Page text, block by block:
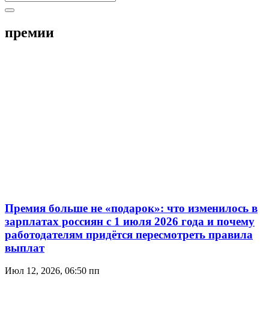
премии
Премия больше не «подарок»: что изменилось в
зарплатах россиян с 1 июля 2026 года и почему
работодателям придётся пересмотреть правила
выплат
Июл 12, 2026, 06:50 пп